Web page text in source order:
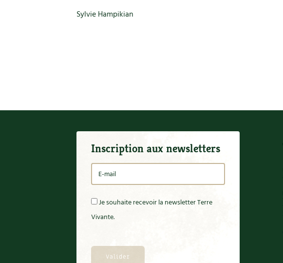
Sylvie Hampikian
Inscription aux newsletters
Je souhaite recevoir la newsletter Terre
Vivante.